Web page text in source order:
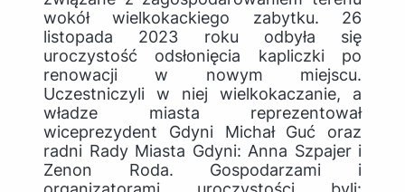
wokół wielkokackiego zabytku. 26
listopada 2023 roku odbyła się
uroczystość odsłonięcia kapliczki po
renowacji w nowym miejscu.
Uczestniczyli w niej wielkokaczanie, a
władze miasta reprezentował
wiceprezydent Gdyni Michał Guć oraz
radni Rady Miasta Gdyni: Anna Szpajer i
Zenon Roda. Gospodarzami i